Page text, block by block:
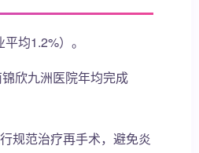
均1.2%）。
欣九洲医院年均完成
规范治疗再手术，避免炎